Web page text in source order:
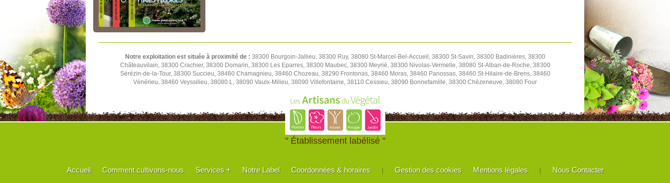
Notre exploitation est située à proximité de : 38300 Bourgoin-Jallieu, 38300 Ruy, 38080 St-Marcel-Bel-Accueil, 38300 St-Savin, 38300 Badinières, 38300
Châteauvilain, 38300 Crachier, 38300 Domarin, 38300 Les Eparres, 38300 Maubec, 38300 Meyrié, 38300 Nivolas-Vermelle, 38080 St-Alban-de-Roche, 38300
Sérézin-de-la-Tour, 38300 Succieu, 38460 Chamagnieu, 38460 Chozeau, 38290 Frontonas, 38460 Moras, 38460 Panossas, 38460 St-Hilaire-de-Brens, 38460
Vénérieu, 38460 Veyssilieu, 38080 L, 38090 Vaulx-Milieu, 38090 Villefontaine, 38110 Cessieu, 38090 Bonnefamille, 38300 Chèzeneuve, 38080 Four
" Établissement labélisé "
Accueil Comment cultivons-nous Services + Notre Label Coordonnées & horaires Gestion des cookies Mentions légales Nous Contacter